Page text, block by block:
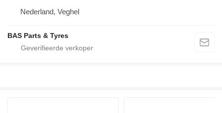
Nederland, Veghel
BAS Parts & Tyres